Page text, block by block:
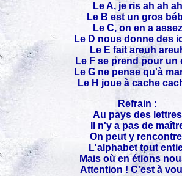
Le A, je ris ah ah ah
Le B est un gros
Le C, on en a assez
Le D nous donne des
Le E fait areuh
Le F se prend pour un
Le G ne pense qu'à
Le H joue à cache
Refrain :
Au pays des lettres
Il n'y a pas de
On peut y
L'alphabet tout
Mais où en étions
Attention ! C'est à